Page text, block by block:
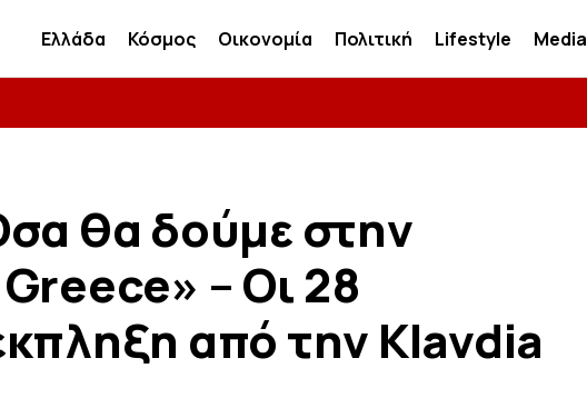
Ελλάδα Κόσμος Οικονομία Πολιτική Lifestyle Media
θα δούμε στην
– Οι 28
από την Klavdia